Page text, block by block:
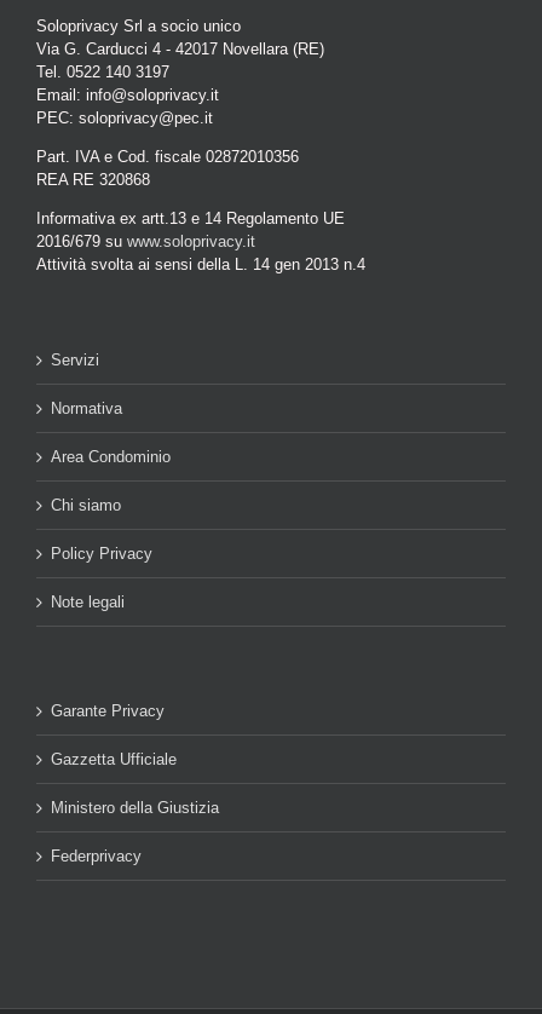
Soloprivacy Srl a socio unico
Via G. Carducci 4 - 42017 Novellara (RE)
Tel. 0522 140 3197
Email: info@soloprivacy.it
PEC: soloprivacy@pec.it
Part. IVA e Cod. fiscale 02872010356
REA RE 320868
Informativa ex artt.13 e 14 Regolamento UE
2016/679 su www.soloprivacy.it
Attività svolta ai sensi della L. 14 gen 2013 n.4
Servizi
Normativa
Area Condominio
Chi siamo
Policy Privacy
Note legali
Garante Privacy
Gazzetta Ufficiale
Ministero della Giustizia
Federprivacy